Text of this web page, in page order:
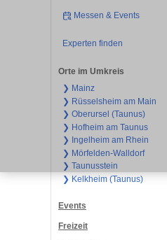
Messen & Events
Experten finden
Orte im Umkreis
❯ Mainz
❯ Rüsselsheim am Main
❯ Oberursel (Taunus)
❯ Hofheim am Taunus
❯ Ingelheim am Rhein
❯ Mörfelden-Walldorf
❯ Taunusstein
❯ Kelkheim (Taunus)
Events
Freizeit